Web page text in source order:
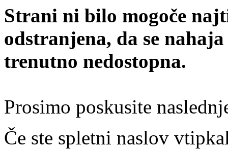
Strani ni bilo mogoče
odstranjena, da se
trenutno nedostopna.
Prosimo poskusite
Če ste spletni naslov